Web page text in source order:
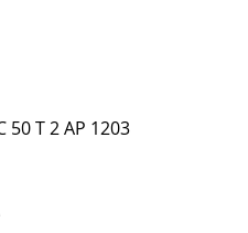
50 T 2 AP 1203